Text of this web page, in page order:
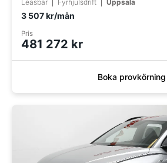
Leasbar
Fyrhjulsdrift Uppsala
3 507 kr/mån
Pris
481 272 kr
Boka provkörning